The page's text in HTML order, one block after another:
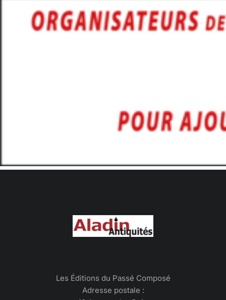
Les Éditions du Passé Composé
Adresse postale :